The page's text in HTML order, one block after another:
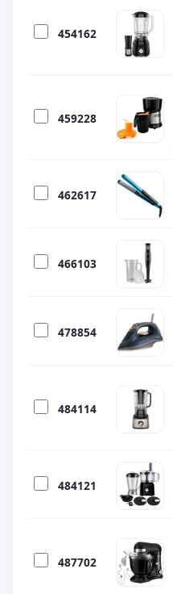
454162
459228
462617
466103
478854
484114
484121
487702